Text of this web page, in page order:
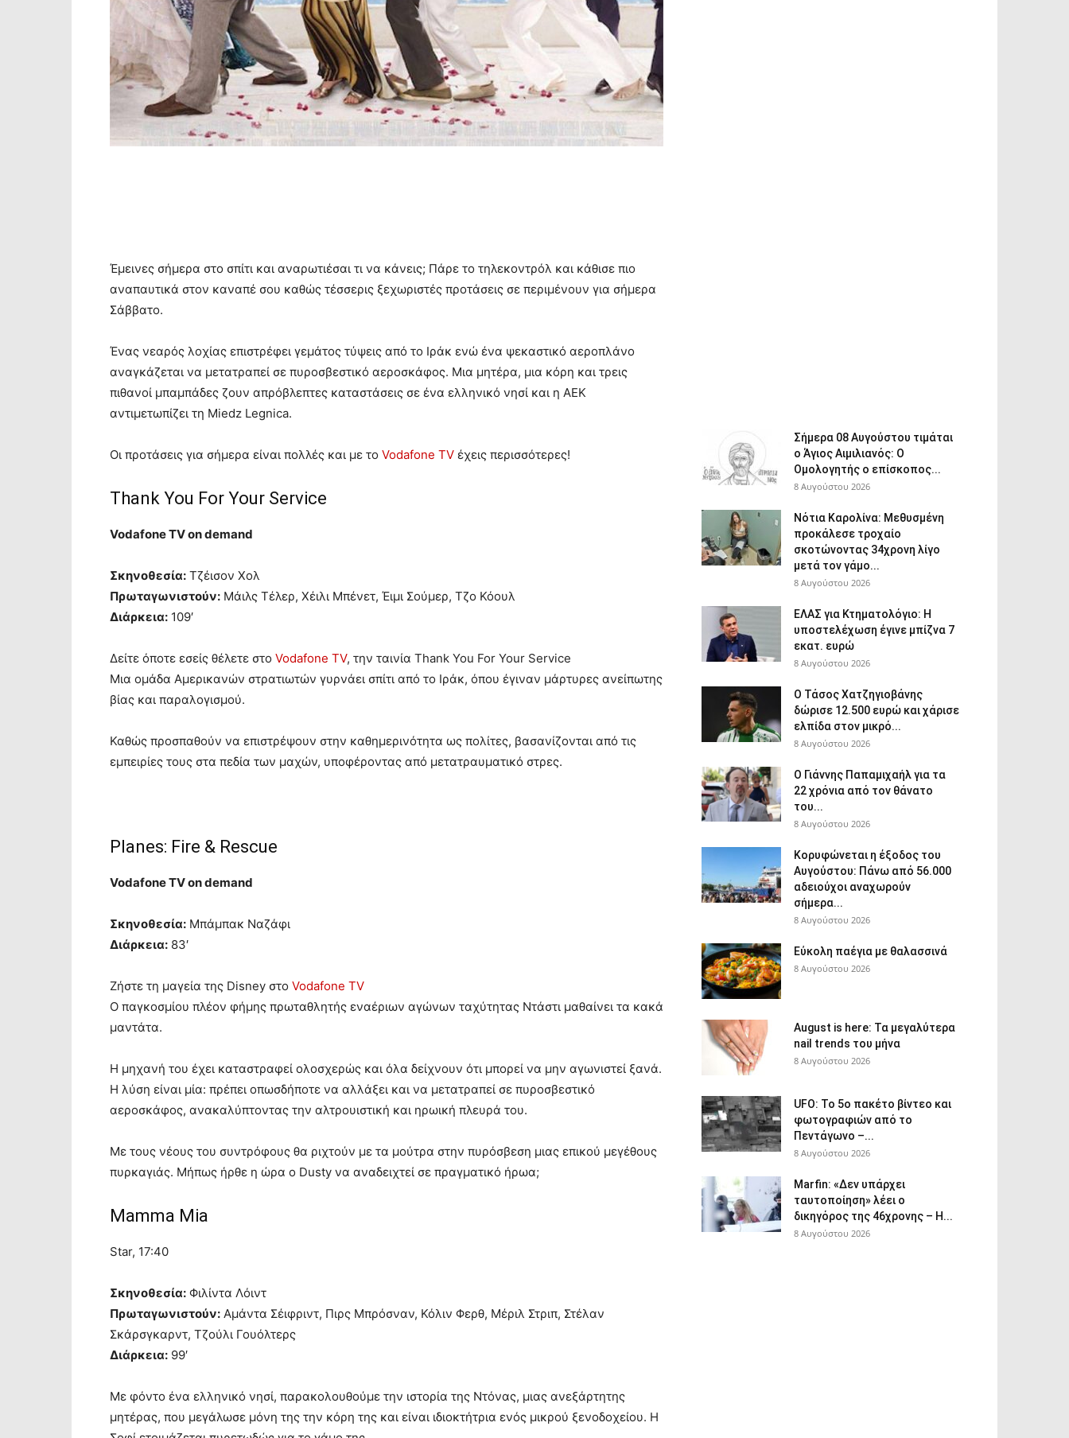
Έμεινες σήμερα στο σπίτι και αναρωτιέσαι τι να κάνεις; Πάρε το τηλεκοντρόλ και κάθισε πιο
αναπαυτικά στον καναπέ σου καθώς τέσσερις ξεχωριστές προτάσεις σε περιμένουν για σήμερα
Σάββατο.
Ένας νεαρός λοχίας επιστρέφει γεμάτος τύψεις από το Ιράκ ενώ ​ένα ψεκαστικό αεροπλάνο
αναγκάζεται να μετατραπεί σε πυροσβεστικό αεροσκάφος. Μια μητέρα, μια κόρη και τρεις
πιθανοί μπαμπάδες ζουν απρόβλεπτες καταστάσεις σε ένα ελληνικό νησί και η ΑΕΚ
αντιμετωπίζει τη Miedz Legnica.
Οι προτάσεις για σήμερα είναι πολλές και με το Vodafone TV έχεις περισσότερες!
Thank You For Your Service
Vodafone TV on demand
Σκηνοθεσία: Τζέισον Χολ
Πρωταγωνιστούν: Μάιλς Τέλερ, Χέιλι Μπένετ, Έιμι Σούμερ, Τζο Κόουλ
Διάρκεια: 109′
Δείτε όποτε εσείς θέλετε στο Vodafone TV, την ταινία Thank You For Your Service
Μια ομάδα Αμερικανών στρατιωτών γυρνάει σπίτι από το Ιράκ, όπου έγιναν μάρτυρες ανείπωτης
βίας και παραλογισμού.
Καθώς προσπαθούν να επιστρέψουν στην καθημερινότητα ως πολίτες, βασανίζονται από τις
εμπειρίες τους στα πεδία των μαχών, υποφέροντας από μετατραυματικό στρες.
Planes: Fire & Rescue
Vodafone TV on demand
Σκηνοθεσία: Μπάμπακ Ναζάφι
Διάρκεια: 83′
Zήστε τη μαγεία της Disney στο Vodafone TV
Ο παγκοσμίου πλέον φήμης πρωταθλητής εναέριων αγώνων ταχύτητας Ντάστι μαθαίνει τα κακά
μαντάτα.
Η μηχανή του έχει καταστραφεί ολοσχερώς και όλα δείχνουν ότι μπορεί να μην αγωνιστεί ξανά.
Η λύση είναι μία: πρέπει οπωσδήποτε να αλλάξει και να μετατραπεί σε πυροσβεστικό
αεροσκάφος, ανακαλύπτοντας την αλτρουιστική και ηρωική πλευρά του.
Με τους νέους του συντρόφους θα ριχτούν με τα μούτρα στην πυρόσβεση μιας επικού μεγέθους
πυρκαγιάς. Μήπως ήρθε η ώρα ο Dusty να αναδειχτεί σε πραγματικό ήρωα;
Mamma Mia
Star, 17:40
Σκηνοθεσία: Φιλίντα Λόιντ
Πρωταγωνιστούν: Αμάντα Σέιφριντ, Πιρς Μπρόσναν, Κόλιν Φερθ, Μέριλ Στριπ, Στέλαν
Σκάρσγκαρντ, Τζούλι Γουόλτερς
Διάρκεια: 99′
Με φόντο ένα ελληνικό νησί, παρακολουθούμε την ιστορία της Ντόνας, μιας ανεξάρτητης
μητέρας, που μεγάλωσε μόνη της την κόρη της και είναι ιδιοκτήτρια ενός μικρού ξενοδοχείου. Η
Σήμερα 08 Αυγούστου τιμάται
ο Άγιος Αιμιλιανός: Ο
Ομολογητής ο επίσκοπος...
8 Αυγούστου 2026
Νότια Καρολίνα: Μεθυσμένη
προκάλεσε τροχαίο
σκοτώνοντας 34χρονη λίγο
μετά τον γάμο...
8 Αυγούστου 2026
ΕΛΑΣ για Κτηματολόγιο: Η
υποστελέχωση έγινε μπίζνα 7
εκατ. ευρώ
8 Αυγούστου 2026
Ο Τάσος Χατζηγιοβάνης
δώρισε 12.500 ευρώ και χάρισε
ελπίδα στον μικρό...
8 Αυγούστου 2026
Ο Γιάννης Παπαμιχαήλ για τα
22 χρόνια από τον θάνατο
του...
8 Αυγούστου 2026
Κορυφώνεται η έξοδος του
Αυγούστου: Πάνω από 56.000
αδειούχοι αναχωρούν
σήμερα...
8 Αυγούστου 2026
Εύκολη παέγια με θαλασσινά
8 Αυγούστου 2026
August is here: Τα μεγαλύτερα
nail trends του μήνα
8 Αυγούστου 2026
UFO: Το 5ο πακέτο βίντεο και
φωτογραφιών από το
Πεντάγωνο –...
8 Αυγούστου 2026
Marfin: «Δεν υπάρχει
ταυτοποίηση» λέει ο
δικηγόρος της 46χρονης – Η...
8 Αυγούστου 2026